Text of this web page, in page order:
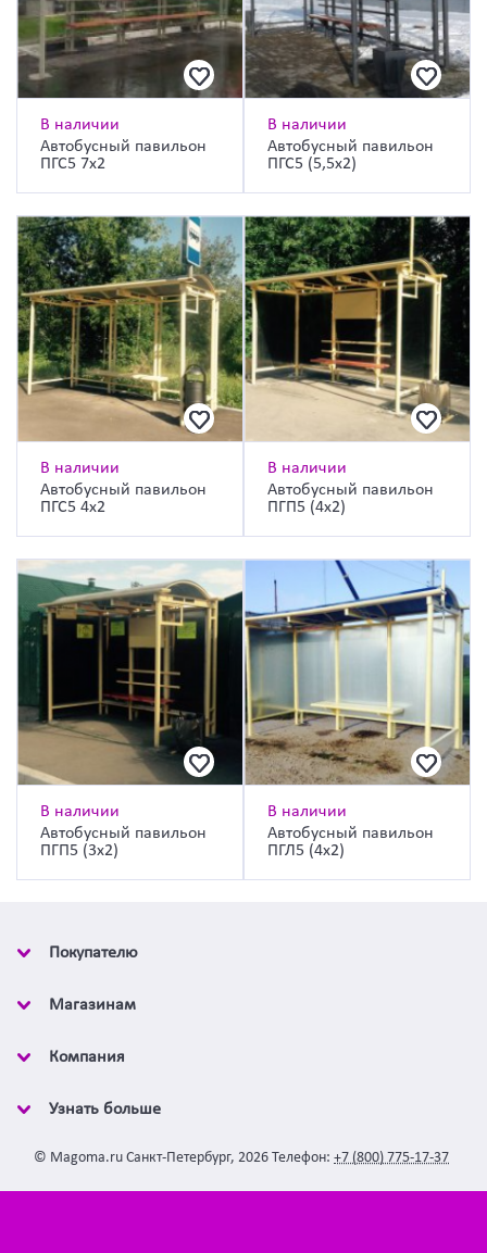
В наличии
Автобусный павильон
ПГС5 7х2
В наличии
Автобусный павильон
ПГС5 (5,5х2)
В наличии
Автобусный павильон
ПГС5 4х2
В наличии
Автобусный павильон
ПГП5 (4х2)
В наличии
Автобусный павильон
ПГП5 (3х2)
В наличии
Автобусный павильон
ПГЛ5 (4х2)
Покупателю
Магазинам
Компания
Узнать больше
© Magoma.ru Санкт-Петербург, 2026 Телефон: +7 (800) 775-17-37